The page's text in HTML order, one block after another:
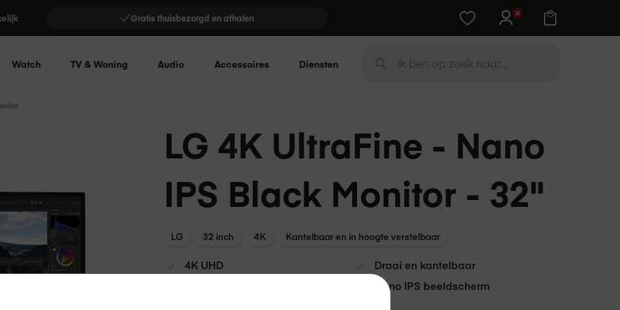
Gratis thuisbezorgd en afhalen Training cadeau bij Apple-device
Watch TV & Woning Audio Accessoires Diensten ZOEK Zoek
LG 4K UltraFine - Nano
IPS Black Monitor - 32"
LG 32 inch 4K Kantelbaar en in hoogte verstelbaar
4K UHD
Draai en kantelbaar
Nano IPS beeldscherm